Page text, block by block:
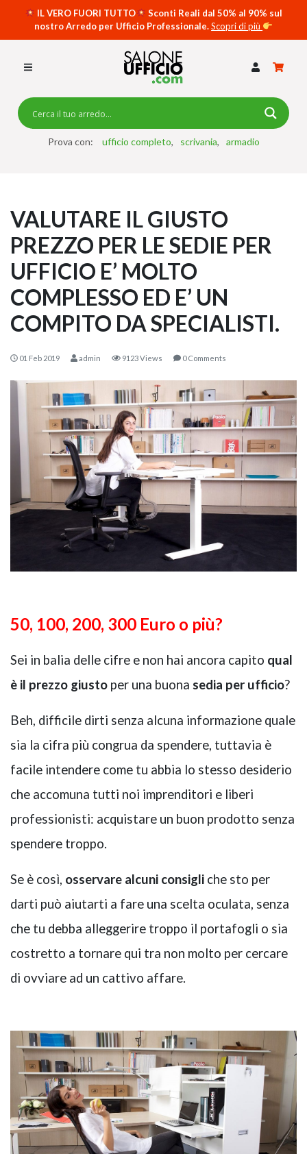
IL VERO FUORI TUTTO
Sconti Reali dal 50% al 90% sul
nostro Arredo per Ufficio Professionale.Scopri di più
Prova con: ufficio completo scrivania armadio
KOROS –
GIANO WOOD –
NAPEE –
SCRIVANIE SPECIAL DESK
CASSETTIERE
RECEPTION
TAVOLI RIUNIONE
VALUTARE IL GIUSTO
PREZZO PER LE SEDIE PER
UFFICIO E’ MOLTO
COMPLESSO ED E’ UN
COMPITO DA SPECIALISTI.
01 Feb 2019 admin 9123 Views 0 Comments
50, 100, 200, 300 Euro o più?
Sei in balia delle cifre e non hai ancora capito qual
è il prezzo giusto per una buona sedia per ufficio?
Beh, difficile dirti senza alcuna informazione quale
sia la cifra più congrua da spendere, tuttavia è
facile intendere come tu abbia lo stesso desiderio
che accomuna tutti noi imprenditori e liberi
professionisti: acquistare un buon prodotto senza
spendere troppo.
Se è così, osservare alcuni consigli che sto per
darti può aiutarti a fare una scelta oculata, senza
che tu debba alleggerire troppo il portafogli o sia
costretto a tornare qui tra non molto per cercare
di ovviare ad un cattivo affare.